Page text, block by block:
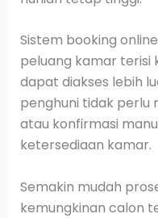
Sistem booking
peluang kamar
dapat diakses lebih
penghuni tidak perlu
atau konfirmasi
ketersediaan kamar.
Semakin mudah
kemungkinan calon